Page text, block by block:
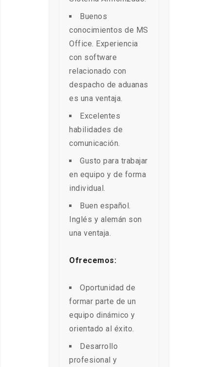
Buenos
conocimientos de MS
Office. Experiencia
con software
relacionado con
despacho de aduanas
es una ventaja.
Excelentes
habilidades de
comunicación.
Gusto para trabajar
en equipo y de forma
individual.
Buen español.
Inglés y alemán son
una ventaja.
Ofrecemos:
Oportunidad de
formar parte de un
equipo dinámico y
orientado al éxito.
Desarrollo
profesional y